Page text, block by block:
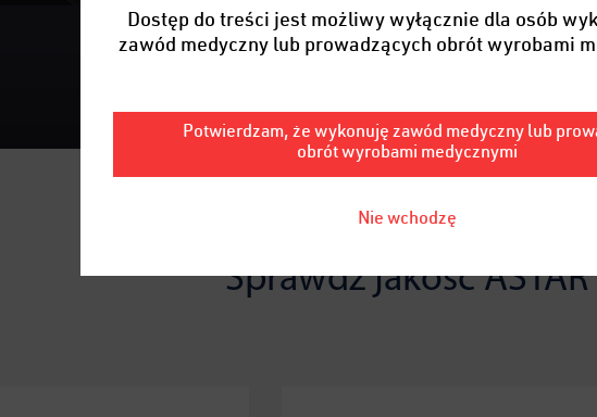
Sprawdź jakość ASTAR
Dostęp do treści jest możliwy wyłącznie dla osób
zawód medyczny lub prowadzących obrót wyrobami
Potwierdzam, że wykonuję zawód medyczny lub
obrót wyrobami medycznymi
Nie wchodzę